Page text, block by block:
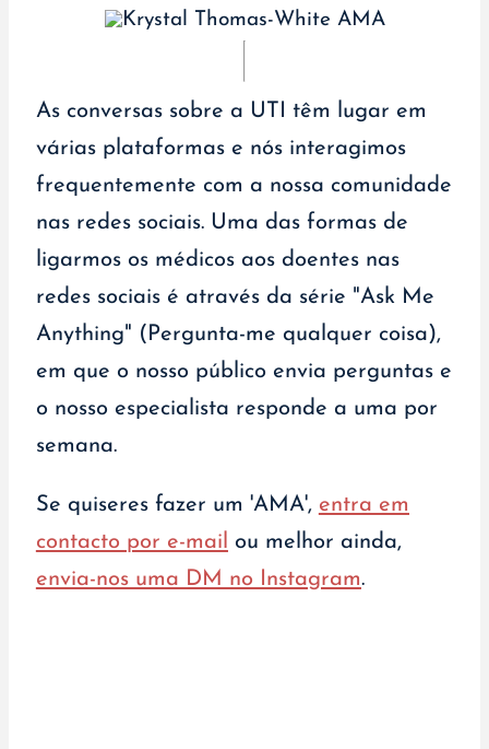
As conversas sobre a UTI têm lugar em
várias plataformas e nós interagimos
frequentemente com a nossa comunidade
nas redes sociais. Uma das formas de
ligarmos os médicos aos doentes nas
redes sociais é através da série "Ask Me
Anything" (Pergunta-me qualquer coisa),
em que o nosso público envia perguntas e
o nosso especialista responde a uma por
semana.
Se quiseres fazer um 'AMA', entra em
contacto por e-mail
ou melhor ainda,
envia-nos uma DM no Instagram.